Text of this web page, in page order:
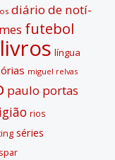
diário de notí­
futebol
livros lí­ngua
miguel relvas
paulo portas
rios
séries